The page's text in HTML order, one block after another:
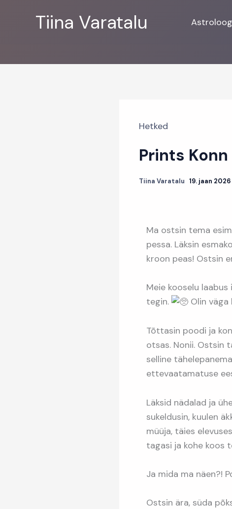
Tiina Varatalu
Hetked
Prints Konn
Tiina Varatalu 19. jaan 2026
Ma ostsin tema
pessa. Läksin
kroon peas! Ostsin
Meie kooselu
tegin.
Olin väga
Tõttasin poodi ja
otsas. Nonii. Ostsin
selline
ettevaatamatuse
Läksid nädalad ja
sukeldusin, kuulen
müüja, täies
tagasi ja kohe koos
Ja mida ma näen?!
Ostsin ära, süda